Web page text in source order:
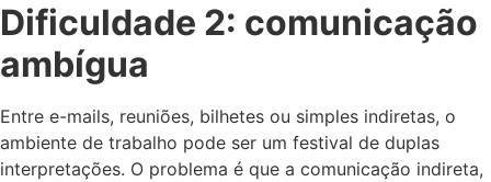
Dificuldade 2: comunicação
ambígua
Entre e-mails, reuniões, bilhetes ou simples indiretas, o
ambiente de trabalho pode ser um festival de duplas
interpretações. O problema é que a comunicação indireta,